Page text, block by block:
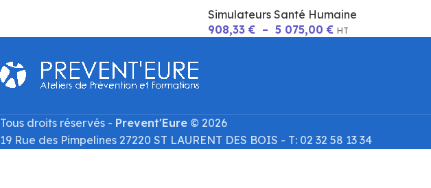
Simulateurs Santé Humaine
908,33€ – 5 075,00€ HT
Tous droits réservés - Prevent'Eure © 2026
19 Rue des Pimpelines 27220 ST LAURENT DES BOIS - T: 02 32 58 13 34